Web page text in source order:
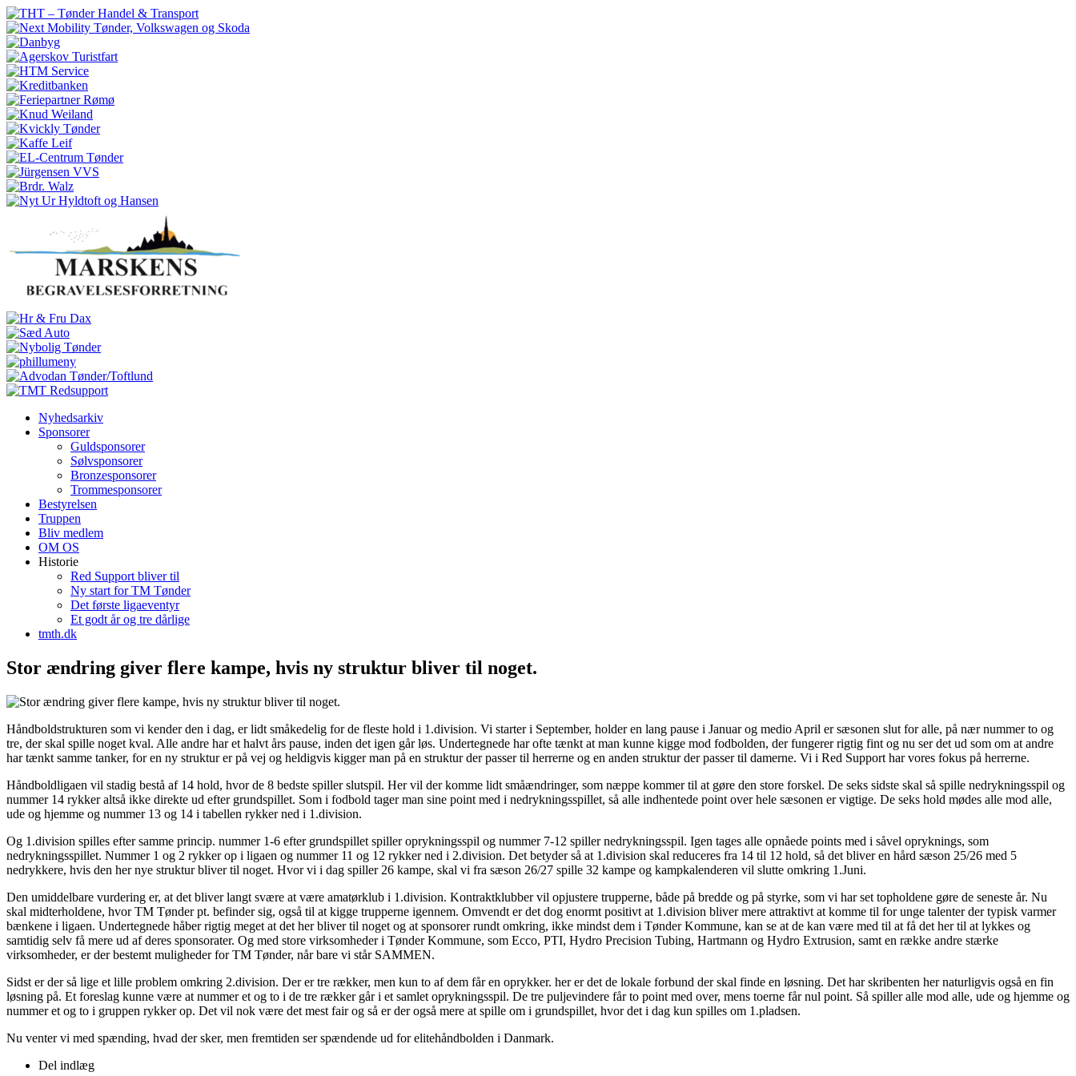
Nyhedsarkiv
Sponsorer
Guldsponsorer
Sølvsponsorer
Bronzesponsorer
Trommesponsorer
Bestyrelsen
Truppen
Bliv medlem
OM OS
Historie
Red Support bliver til
Ny start for TM Tønder
Det første ligaeventyr
Et godt år og tre dårlige
tmth.dk
Stor ændring giver flere kampe, hvis ny struktur bliver til noget.
Håndboldstrukturen som vi kender den i dag, er lidt småkedelig for de fleste hold i 1.division. Vi starter i September, holder en lang pause i Januar og medio April er sæsonen slut for alle, på nær nummer to og
tre, der skal spille noget kval. Alle andre har et halvt års pause, inden det igen går løs. Undertegnede har ofte tænkt at man kunne kigge mod fodbolden, der fungerer rigtig fint og nu ser det ud som om at andre
har tænkt samme tanker, for en ny struktur er på vej og heldigvis kigger man på en struktur der passer til herrerne og en anden struktur der passer til damerne. Vi i Red Support har vores fokus på herrerne.
Håndboldligaen vil stadig bestå af 14 hold, hvor de 8 bedste spiller slutspil. Her vil der komme lidt småændringer, som næppe kommer til at gøre den store forskel. De seks sidste skal så spille nedrykningsspil og
nummer 14 rykker altså ikke direkte ud efter grundspillet. Som i fodbold tager man sine point med i nedrykningsspillet, så alle indhentede point over hele sæsonen er vigtige. De seks hold mødes alle mod alle,
ude og hjemme og nummer 13 og 14 i tabellen rykker ned i 1.division.
Og 1.division spilles efter samme princip. nummer 1-6 efter grundspillet spiller oprykningsspil og nummer 7-12 spiller nedrykningsspil. Igen tages alle opnåede points med i såvel opryknings, som
nedrykningsspillet. Nummer 1 og 2 rykker op i ligaen og nummer 11 og 12 rykker ned i 2.division. Det betyder så at 1.division skal reduceres fra 14 til 12 hold, så det bliver en hård sæson 25/26 med 5
nedrykkere, hvis den her nye struktur bliver til noget. Hvor vi i dag spiller 26 kampe, skal vi fra sæson 26/27 spille 32 kampe og kampkalenderen vil slutte omkring 1.Juni.
Den umiddelbare vurdering er, at det bliver langt svære at være amatørklub i 1.division. Kontraktklubber vil opjustere trupperne, både på bredde og på styrke, som vi har set topholdene gøre de seneste år. Nu
skal midterholdene, hvor TM Tønder pt. befinder sig, også til at kigge trupperne igennem. Omvendt er det dog enormt positivt at 1.division bliver mere attraktivt at komme til for unge talenter der typisk varmer
bænkene i ligaen. Undertegnede håber rigtig meget at det her bliver til noget og at sponsorer rundt omkring, ikke mindst dem i Tønder Kommune, kan se at de kan være med til at få det her til at lykkes og
samtidig selv få mere ud af deres sponsorater. Og med store virksomheder i Tønder Kommune, som Ecco, PTI, Hydro Precision Tubing, Hartmann og Hydro Extrusion, samt en række andre stærke
virksomheder, er der bestemt muligheder for TM Tønder, når bare vi står SAMMEN.
Sidst er der så lige et lille problem omkring 2.division. Der er tre rækker, men kun to af dem får en oprykker. her er det de lokale forbund der skal finde en løsning. Det har skribenten her naturligvis også en fin
løsning på. Et foreslag kunne være at nummer et og to i de tre rækker går i et samlet oprykningsspil. De tre puljevindere får to point med over, mens toerne får nul point. Så spiller alle mod alle, ude og hjemme og
nummer et og to i gruppen rykker op. Det vil nok være det mest fair og så er der også mere at spille om i grundspillet, hvor det i dag kun spilles om 1.pladsen.
Nu venter vi med spænding, hvad der sker, men fremtiden ser spændende ud for elitehåndbolden i Danmark.
Del indlæg